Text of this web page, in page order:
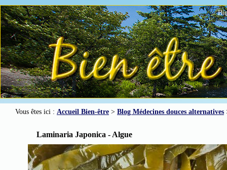
Vous êtes ici : Accueil Bien-être > Blog Médecines douces alternatives
Laminaria Japonica - Algue